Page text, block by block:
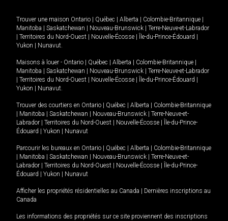
Trouver une maison Ontario Québec Alberta Colombie-Britannique
Manitoba
Saskatchewan Nouveau-Brunswick
Terre-Neuve-et-Labrador
Territoires du Nord-Ouest Nouvelle-Écosse Île-du-Prince-Édouard
Yukon
Nunavut.
Maisons à louer - Ontario Québec Alberta Colombie-Britannique
Manitoba
Saskatchewan Nouveau-Brunswick
Terre-Neuve-et-Labrador
Territoires du Nord-Ouest Nouvelle-Écosse Île-du-Prince-Édouard
Yukon
Nunavut.
Trouver des courtiers en Ontario Québec Alberta
Colombie-Britannique
Manitoba Saskatchewan Nouveau-Brunswick
Terre-Neuve-et-
Labrador
Territoires du Nord-Ouest Nouvelle-Écosse
Île-du-Prince-
Édouard
Yukon Nunavut
Parcourir les bureaux en Ontario Québec Alberta
Colombie-Britannique
Manitoba Saskatchewan Nouveau-Brunswick
Terre-Neuve-et-
Labrador
Territoires du Nord-Ouest Nouvelle-Écosse
Île-du-Prince-
Édouard
Yukon Nunavut
Afficher les propriétés résidentielles au Canada
Dernières inscriptions au
Canada
Les informations des propriétés sur ce site proviennent des inscriptions